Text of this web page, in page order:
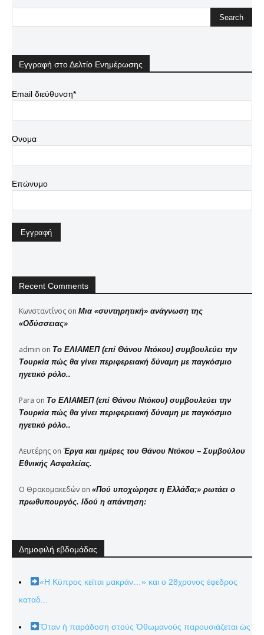
Εγγραφή στο Δελτίο Ενημέρωσης
Email διεύθυνση*
Όνομα
Επώνυμο
Recent Comments
Κωνσταντίνος on Μια «συντηρητική» ανάγνωση της
«Οδύσσειας»
admin on Το ΕΛΙΑΜΕΠ (επί Θάνου Ντόκου) συμβουλεύει την
Τουρκία πώς θα γίνει περιφερειακή δύναμη με παγκόσμιο
ηγετικό ρόλο..
Para on Το ΕΛΙΑΜΕΠ (επί Θάνου Ντόκου) συμβουλεύει την
Τουρκία πώς θα γίνει περιφερειακή δύναμη με παγκόσμιο
ηγετικό ρόλο..
Λευτέρης on Έργα και ημέρες του Θάνου Ντόκου – Συμβούλου
Εθνικής Ασφαλείας.
Ο Θρακομακεδών on «Πού υποχώρησε η Ελλάδα;» ρωτάει ο
πρωθυπουργός. Ιδού η απάντηση:
Δημοφιλή εβδομάδας
«Η Κύπρος κείται μακράν…» και ο 28χρονος έφεδρος
καταδ...
Ὅταν ἡ παράδοση στούς Ὀθωμανούς παρουσιάζεται ὡς